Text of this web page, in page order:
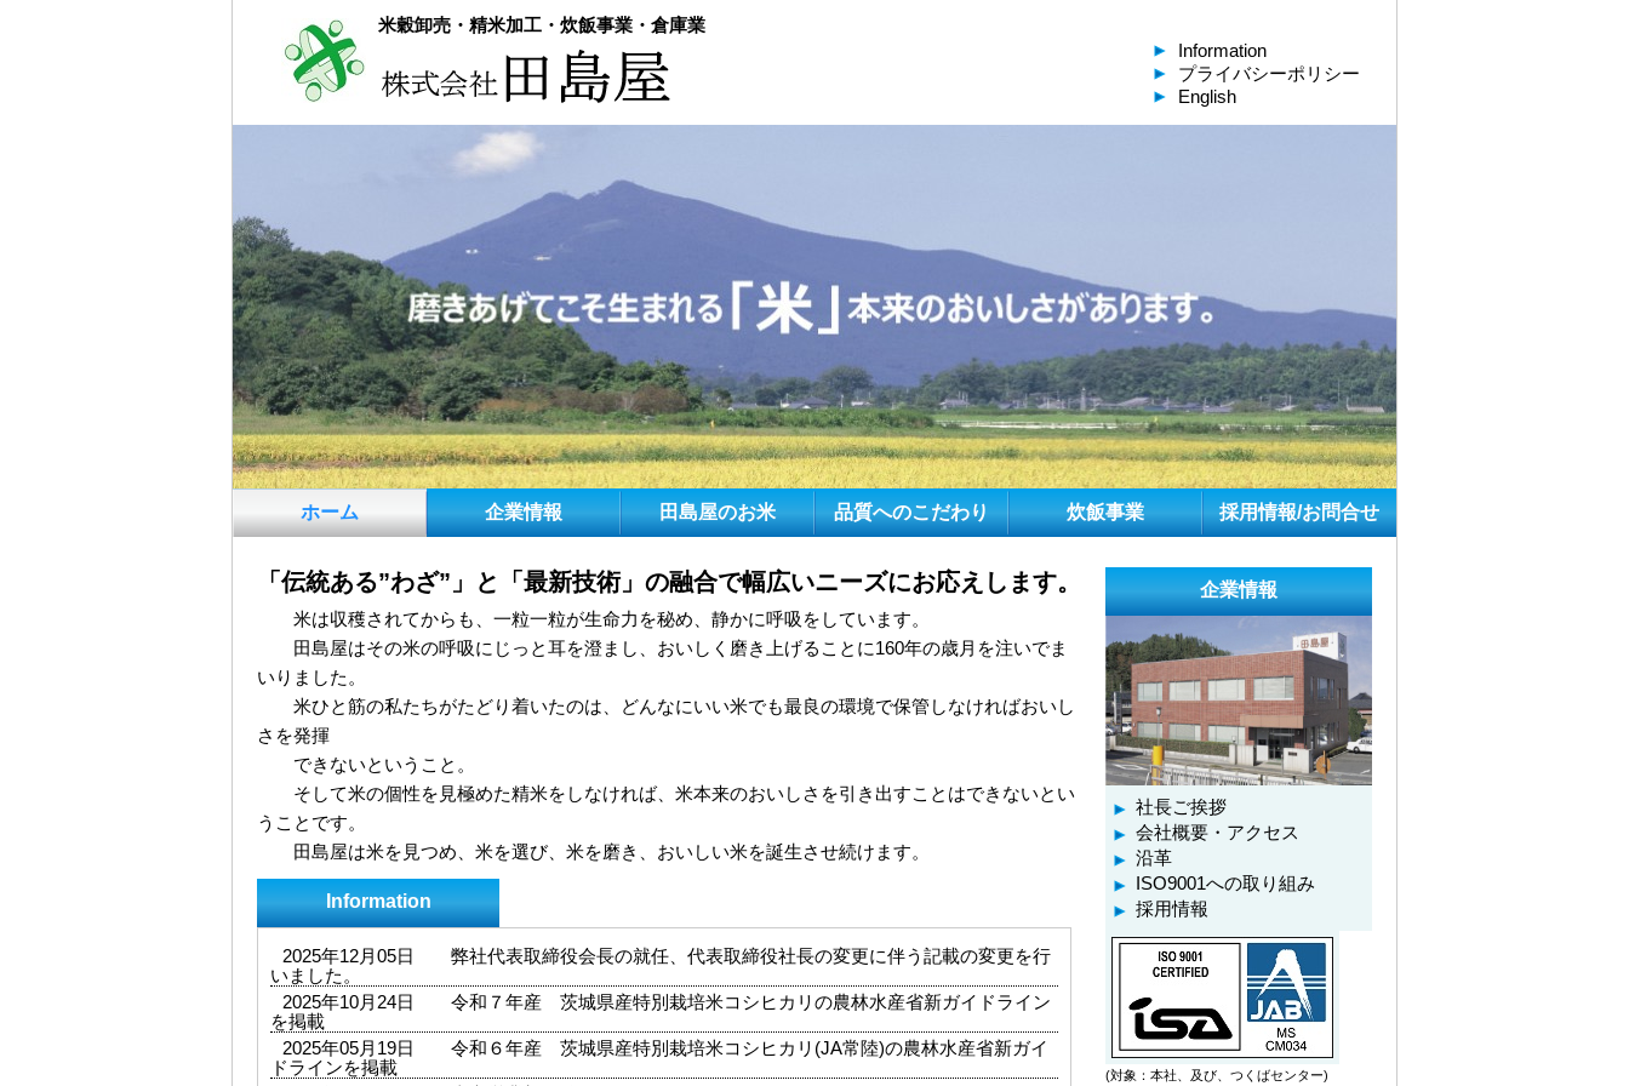
米穀卸売・精米加工・炊飯事業・倉庫業
Information
プライバシーポリシー
English
ホーム 企業情報 田島屋のお米 品質へのこだわり 炊飯事業 採用情報/お問合せ
「伝統ある”わざ”」と「最新技術」の融合で幅広いニーズにお応えします。
米は収穫されてからも、一粒一粒が生命力を秘め、静かに呼吸をしています。
田島屋はその米の呼吸にじっと耳を澄まし、おいしく磨き上げることに160年の歳月を注いでま
いりました。
米ひと筋の私たちがたどり着いたのは、どんなにいい米でも最良の環境で保管しなければおいし
さを発揮
できないということ。
そして米の個性を見極めた精米をしなければ、米本来のおいしさを引き出すことはできないとい
うことです。
田島屋は米を見つめ、米を選び、米を磨き、おいしい米を誕生させ続けます。
Information
2025年12月05日
弊社代表取締役会長の就任、代表取締役社長の変更に伴う記載の変更を行
いました。
2025年10月24日
令和７年産 茨城県産特別栽培米コシヒカリの農林水産省新ガイドライン
を掲載
2025年05月19日
令和６年産 茨城県産特別栽培米コシヒカリ(JA常陸)の農林水産省新ガイ
ドラインを掲載
企業情報
社長ご挨拶
会社概要・アクセス
沿革
ISO9001への取り組み
採用情報
(対象：本社、及び、つくばセンター)